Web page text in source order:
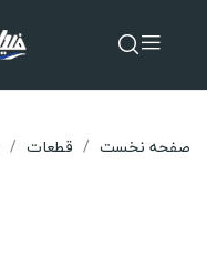
صفحه نخست قطعات